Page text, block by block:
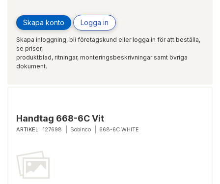
Skapa konto Logga in
Skapa inloggning, bli företagskund eller logga in för att beställa,
se priser,
produktblad, ritningar, monteringsbeskrivningar samt övriga
dokument.
Handtag 668-6C Vit
ARTIKEL: 127698 Sobinco 668-6C WHITE